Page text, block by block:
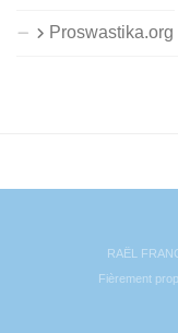
RAËL
Fièrement